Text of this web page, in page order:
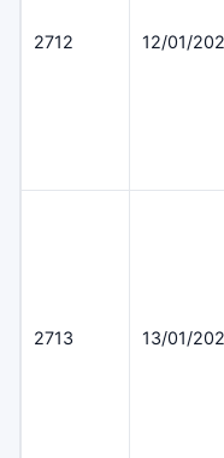
2712 12/01/
2713 13/01/